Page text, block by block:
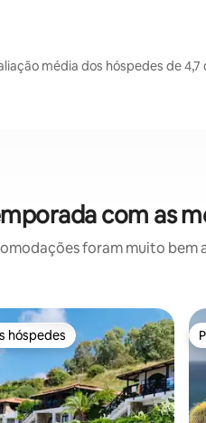
média dos hóspedes de 4,7
com as
foram muito
hóspedes
hóspedes